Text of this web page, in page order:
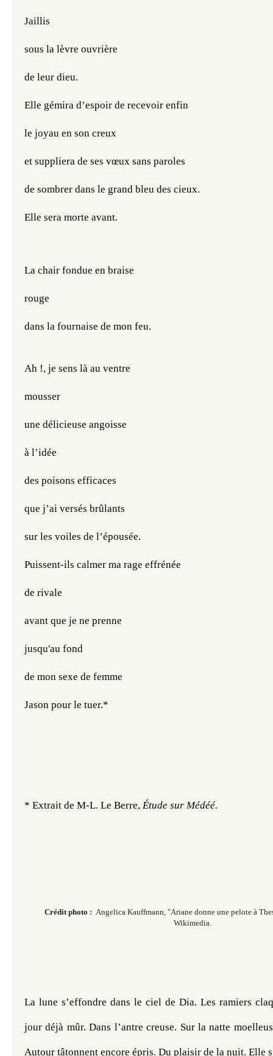
Jaillis
sous la lèvre ouvrière
de leur dieu.
Elle gémira d’espoir de recevoir enfin
le joyau en son creux
et suppliera de ses vœux sans paroles
de sombrer dans le grand bleu des cieux.
Elle sera morte avant.
La chair fondue en braise
rouge
dans la fournaise de mon feu.
Ah !, je sens là au ventre
mousser
une délicieuse angoisse
à l’idée
des poisons efficaces
que j’ai versés brûlants
sur les voiles de l’épousée.
Puissent-ils calmer ma rage effrénée
de rivale
avant que je ne prenne
jusqu'au fond
de mon sexe de femme
Jason pour le tuer.*
* Extrait de M-L. Le Berre, Étude sur Médéé.
Crédit photo : Angelica Kauffmann, "Ariane donne une pelote à
Wikimedia.
La lune s’effondre dans le ciel de Dia. Les ramiers
jour déjà mûr. Dans l’antre creuse. Sur la natte
Autour tâtonnent encore épris. Du plaisir de la nuit. Elle